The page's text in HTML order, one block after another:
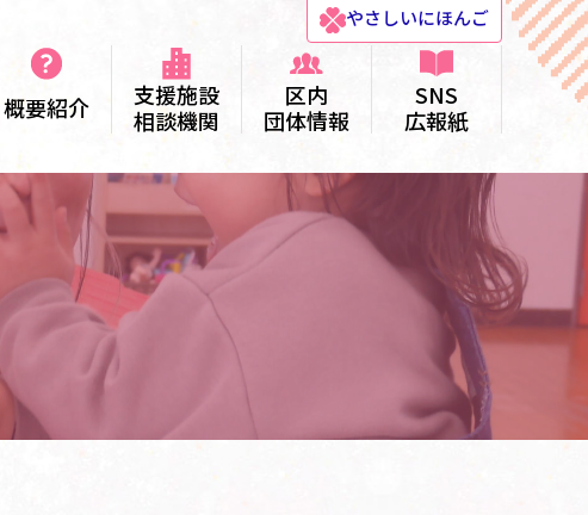
やさしいにほんご
概要紹介
支援施設
相談機関
区内
団体情報
SNS
広報紙